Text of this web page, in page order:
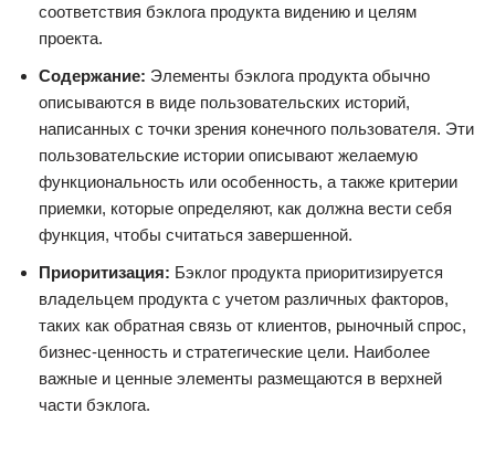
соответствия бэклога продукта видению и целям
проекта.
Содержание: Элементы бэклога продукта обычно
описываются в виде пользовательских историй,
написанных с точки зрения конечного пользователя. Эти
пользовательские истории описывают желаемую
функциональность или особенность, а также критерии
приемки, которые определяют, как должна вести себя
функция, чтобы считаться завершенной.
Приоритизация: Бэклог продукта приоритизируется
владельцем продукта с учетом различных факторов,
таких как обратная связь от клиентов, рыночный спрос,
бизнес-ценность и стратегические цели. Наиболее
важные и ценные элементы размещаются в верхней
части бэклога.